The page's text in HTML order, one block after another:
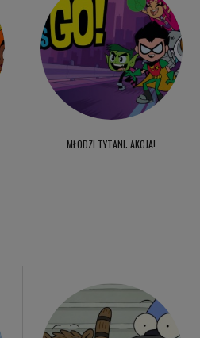
MŁODZI TYTANI: AKCJA!